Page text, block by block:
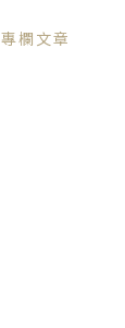
專欄文章